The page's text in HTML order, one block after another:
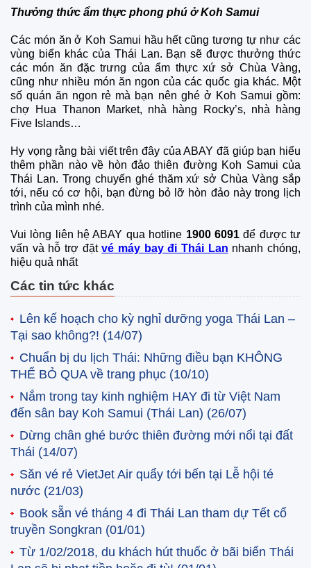
Thưởng thức ẩm thực phong phú ở Koh Samui
Các món ăn ở Koh Samui hầu hết cũng tương tự như các
vùng biển khác của Thái Lan. Bạn sẽ được thưởng thức
các món ăn đặc trưng của ẩm thực xứ sở Chùa Vàng,
cũng như nhiều món ăn ngon của các quốc gia khác. Một
số quán ăn ngon rẻ mà bạn nên ghé ở Koh Samui gồm:
chợ Hua Thanon Market, nhà hàng Rocky’s, nhà hàng
Five Islands…
Hy vọng rằng bài viết trên đây của ABAY đã giúp bạn hiểu
thêm phần nào về hòn đảo thiên đường Koh Samui của
Thái Lan. Trong chuyến ghé thăm xứ sở Chùa Vàng sắp
tới, nếu có cơ hội, bạn đừng bỏ lỡ hòn đảo này trong lịch
trình của mình nhé.
Vui lòng liên hệ ABAY qua hotline 1900 6091để được tư
vấn và hỗ trợ đặtvé máy bay đi Thái Lan nhanh chóng,
hiệu quả nhất
Các tin tức khác
Lên kế hoạch cho kỳ nghỉ dưỡng yoga Thái Lan –
Tại sao không?! (14/07)
Chuẩn bị du lịch Thái: Những điều bạn KHÔNG
THỂ BỎ QUA về trang phục (10/10)
Nắm trong tay kinh nghiệm HAY đi từ Việt Nam
đến sân bay Koh Samui (Thái Lan) (26/07)
Dừng chân ghé bước thiên đường mới nổi tại đất
Thái (14/07)
Săn vé rẻ VietJet Air quẩy tới bến tại Lễ hội té
nước (21/03)
Book sẵn vé tháng 4 đi Thái Lan tham dự Tết cổ
truyền Songkran (01/01)
Từ 1/02/2018, du khách hút thuốc ở bãi biển Thái